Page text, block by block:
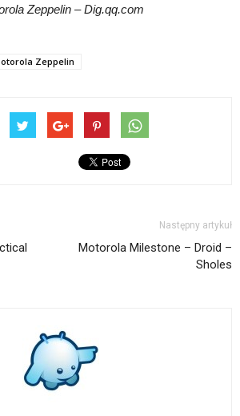
Zeppelin – Dig.qq.com
Zeppelin
Następny artykuł
Motorola Milestone – Droid –
Sholes